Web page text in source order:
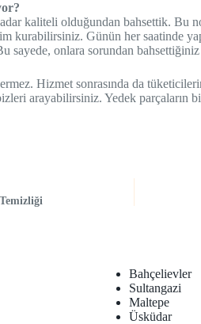
kaliteli olduğundan bahsettik. Bu
kurabilirsiniz. Günün her saatinde
sayede, onlara sorundan
Hizmet sonrasında da
arayabilirsiniz. Yedek parçaların
Bahçelievler
Sultangazi
Maltepe
Üsküdar